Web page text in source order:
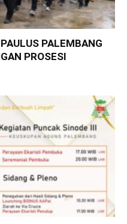
PALEMBANG
PROSESI